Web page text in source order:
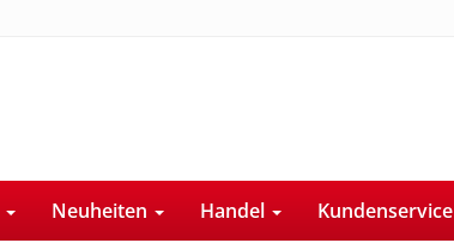
Neuheiten Handel Kundenservice